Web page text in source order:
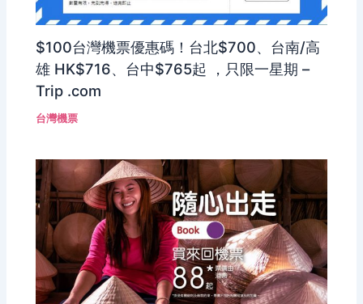
$100台灣機票優惠碼！台北$700、台南/高
雄 HK$716、台中$765起 ，只限一星期 –
Trip .com
台灣機票